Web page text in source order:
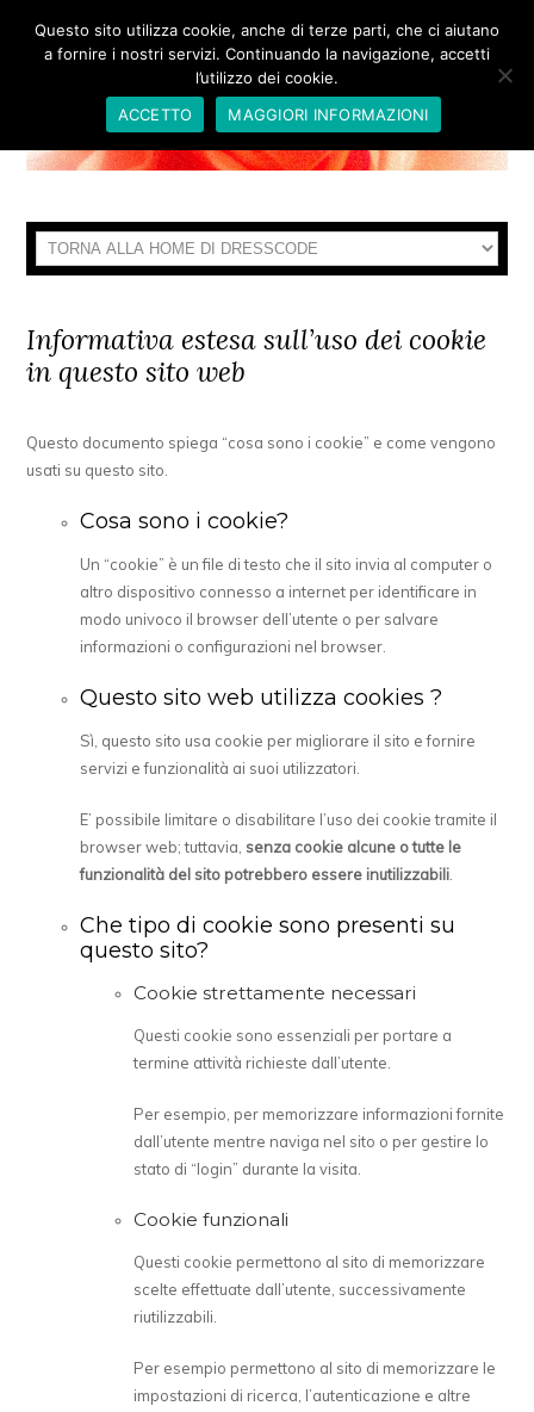
Informativa estesa sull’uso dei cookie
in questo sito web
Questo documento spiega “cosa sono i cookie” e come vengono
usati su questo sito.
Cosa sono i cookie?
Un “cookie” è un file di testo che il sito invia al computer o
altro dispositivo connesso a internet per identificare in
modo univoco il browser dell’utente o per salvare
informazioni o configurazioni nel browser.
Questo sito web utilizza cookies ?
Sì, questo sito usa cookie per migliorare il sito e fornire
servizi e funzionalità ai suoi utilizzatori.
E’ possibile limitare o disabilitare l’uso dei cookie tramite il
browser web; tuttavia,senza cookie alcune o tutte le
funzionalità del sito potrebbero essere inutilizzabili.
Che tipo di cookie sono presenti su
questo sito?
Cookie strettamente necessari
Questi cookie sono essenziali per portare a
termine attività richieste dall’utente.
Per esempio, per memorizzare informazioni fornite
dall’utente mentre naviga nel sito o per gestire lo
stato di “login” durante la visita.
Cookie funzionali
Questi cookie permettono al sito di memorizzare
scelte effettuate dall’utente, successivamente
riutilizzabili.
Per esempio permettono al sito di memorizzare le
impostazioni di ricerca, l’autenticazione e altre
Questo sito utilizza cookie, anche di terze parti, che ci aiutano
a fornire i nostri servizi. Continuando la navigazione, accetti
l’utilizzo dei cookie.
ACCETTO
MAGGIORI INFORMAZIONI